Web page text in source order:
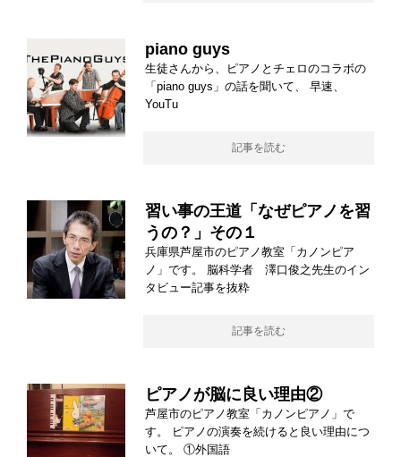
piano guys
生徒さんから、ピアノとチェロのコラボの
「piano guys」の話を聞いて、 早速、
YouTu
記事を読む
習い事の王道「なぜピアノを習
うの？」その１
兵庫県芦屋市のピアノ教室「カノンピア
ノ」です。 脳科学者 澤口俊之先生のイン
タビュー記事を抜粋
記事を読む
ピアノが脳に良い理由②
芦屋市のピアノ教室「カノンピアノ」で
す。 ピアノの演奏を続けると良い理由につ
いて。 ①外国語